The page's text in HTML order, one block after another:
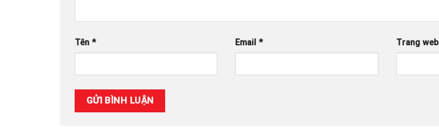
Tên * Email* Trang web